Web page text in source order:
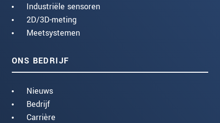
Industriële sensoren
2D/3D-meting
Meetsystemen
ONS BEDRIJF
Nieuws
Bedrijf
Carrière